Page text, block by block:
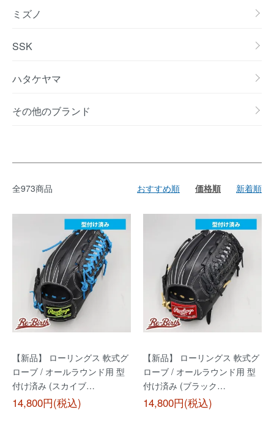
ミズノ
SSK
ハタケヤマ
その他のブランド
全973商品 おすすめ順 価格順 新着順
【新品】 ローリングス 軟式グ
ローブ / オールラウンド用 型
付け済み (スカイブ…
14,800円(税込)
【新品】 ローリングス 軟式グ
ローブ / オールラウンド用 型
付け済み (ブラック…
14,800円(税込)